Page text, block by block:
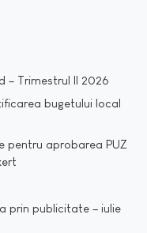
– Trimestrul II 2026
bugetului local
pentru aprobarea PUZ
prin publicitate – iulie